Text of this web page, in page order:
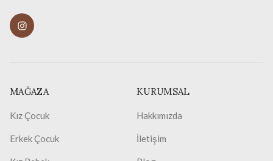
MAĞAZA
Kız Çocuk
Erkek Çocuk
KURUMSAL
Hakkımızda
İletişim